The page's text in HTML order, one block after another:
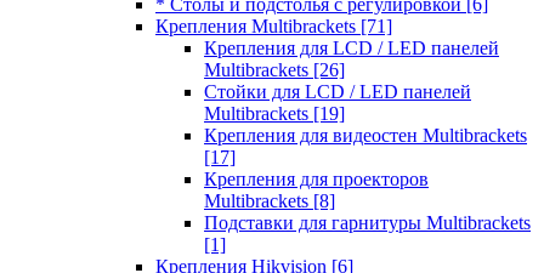
* Столы и подстолья с регулировкой [6]
Крепления Multibrackets [71]
Крепления для LCD / LED панелей
Multibrackets [26]
Стойки для LCD / LED панелей
Multibrackets [19]
Крепления для видеостен Multibrackets
[17]
Крепления для проекторов
Multibrackets [8]
Подставки для гарнитуры Multibrackets
[1]
Крепления Hikvision [6]